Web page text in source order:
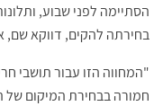
הסתיימה לפני שבוע,
בחירתה להקים, דווקא
"המחווה הזו עבור תושבי
חמורה בבחירת המיקום של